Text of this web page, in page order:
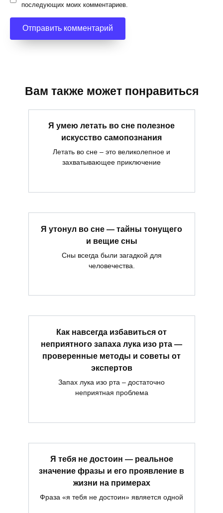
последующих моих комментариев.
Вам также может понравиться
Я умею летать во сне полезное
искусство самопознания
Летать во сне – это великолепное и
захватывающее приключение
Я утонул во сне — тайны тонущего
и вещие сны
Сны всегда были загадкой для
человечества.
Как навсегда избавиться от
неприятного запаха лука изо рта —
проверенные методы и советы от
экспертов
Запах лука изо рта – достаточно
неприятная проблема
Я тебя не достоин — реальное
значение фразы и его проявление в
жизни на примерах
Фраза «я тебя не достоин» является одной